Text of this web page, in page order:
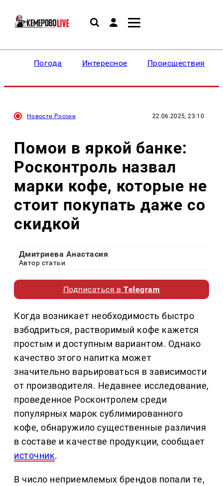
Погода Интересное Происшествия
Новости России 22.06.2025, 23:10
Помои в яркой банке:
Росконтроль назвал
марки кофе, которые не
стоит покупать даже со
скидкой
Дмитриева Анастасия
Автор статьи
Подписаться вTelegram
Когда возникает необходимость быстро
взбодриться, растворимый кофе кажется
простым и доступным вариантом. Однако
качество этого напитка может
значительно варьироваться в зависимости
от производителя. Недавнее исследование,
проведенное Росконтролем среди
популярных марок сублимированного
кофе, обнаружило существенные различия
в составе и качестве продукции, сообщает
источник.
В число неприемлемых брендов попали те,